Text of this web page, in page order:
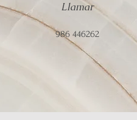
Llamar
986 446262